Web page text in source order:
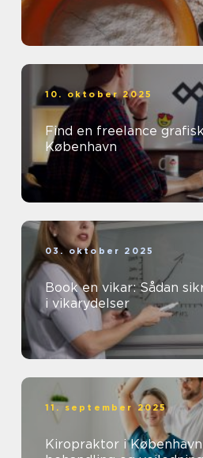
10. oktober 2025
Find en freelance
København
03. oktober 2025
Book en vikar: Sådan
i vikarydelser
11. september 2025
Kiropraktor i